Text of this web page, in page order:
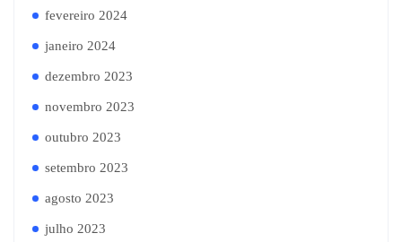
fevereiro 2024
janeiro 2024
dezembro 2023
novembro 2023
outubro 2023
setembro 2023
agosto 2023
julho 2023